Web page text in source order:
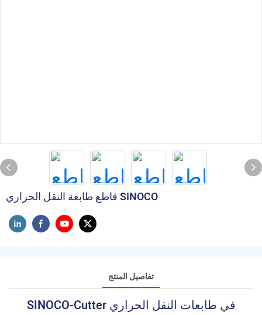
قاطع طابعة النقل الحراري SINOCO
تفاصيل المنتج
SINOCO-Cutter في طابعات النقل الحراري